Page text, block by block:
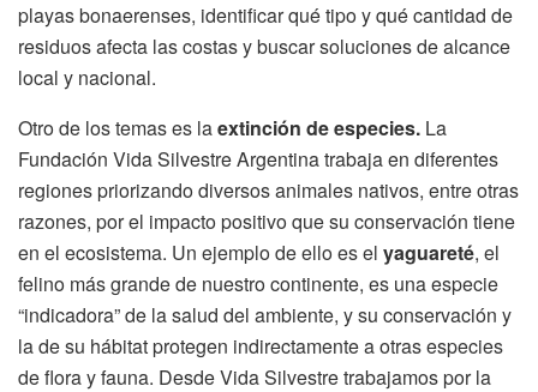
playas bonaerenses, identificar qué tipo y qué cantidad de
residuos afecta las costas y buscar soluciones de alcance
local y nacional.
Otro de los temas es laextinción de especies. La
Fundación Vida Silvestre Argentina trabaja en diferentes
regiones priorizando diversos animales nativos, entre otras
razones, por el impacto positivo que su conservación tiene
en el ecosistema. Un ejemplo de ello es el yaguareté, el
felino más grande de nuestro continente, es una especie
“indicadora” de la salud del ambiente, y su conservación y
la de su hábitat protegen indirectamente a otras especies
de flora y fauna. Desde Vida Silvestre trabajamos por la